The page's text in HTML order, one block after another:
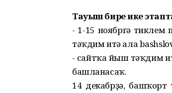
Тауыш биреү ике
- 1-15 ноябргә тиклем
тәҡдим итә ала
- сайтҡа йыш тәҡдим
башланасаҡ.
14 декабрҙә,